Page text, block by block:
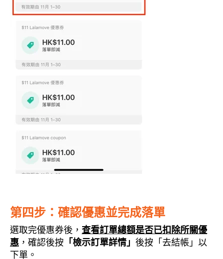
第四步：確認優惠並完成落單
選取完優惠券後， 查看訂單總額是否已扣除所關優
惠 ，確認後按 「檢示訂單詳情」 後按「去結帳」以
下單。